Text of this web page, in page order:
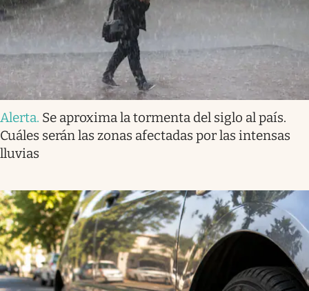
Alerta. Se aproxima la tormenta del siglo al país.
Cuáles serán las zonas afectadas por las intensas
lluvias